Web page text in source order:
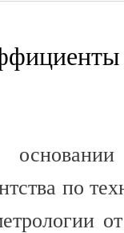
по